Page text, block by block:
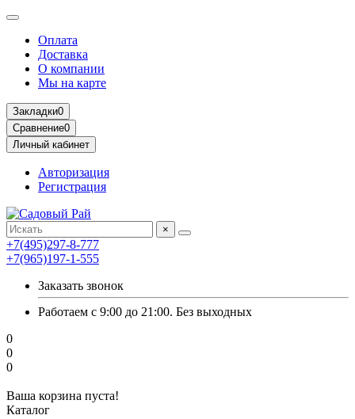
Оплата
Доставка
О компании
Мы на карте
Закладки0
Сравнение0
Личный кабинет
Авторизация
Регистрация
×
+7(495)297-8-777
+7(965)197-1-555
Заказать звонок
Работаем с 9:00 до 21:00. Без выходных
0
0
0
Ваша корзина пуста!
Каталог